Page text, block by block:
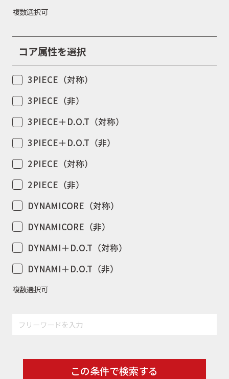
複数選択可
コア属性を選択
3PIECE（対称）
3PIECE（非）
3PIECE＋D.O.T（対称）
3PIECE＋D.O.T（非）
2PIECE（対称）
2PIECE（非）
DYNAMICORE（対称）
DYNAMICORE（非）
DYNAMI＋D.O.T（対称）
DYNAMI＋D.O.T（非）
複数選択可
この条件で検索する